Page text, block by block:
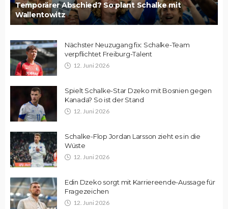
Temporärer Abschied? So plant Schalke mit
Wallentowitz
Nächster Neuzugang fix: Schalke-Team
verpflichtet Freiburg-Talent
12. Juni 2026
Spielt Schalke-Star Dzeko mit Bosnien gegen
Kanada? So ist der Stand
12. Juni 2026
Schalke-Flop Jordan Larsson zieht es in die
Wüste
12. Juni 2026
Edin Dzeko sorgt mit Karriereende-Aussage für
Fragezeichen
12. Juni 2026